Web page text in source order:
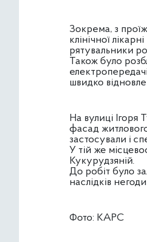
Зокрема, з
клінічної
рятувальники
Також було
швидко
На вулиці
фасад
застосували і
У тій же
Кукурудзяній.
До робіт було
наслідків
Фото: КАРС